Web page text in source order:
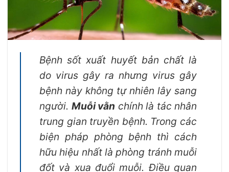
Bệnh sốt xuất huyết bản chất là
do virus gây ra nhưng virus gây
bệnh này không tự nhiên lây sang
người. Muỗi vằn chính là tác nhân
trung gian truyền bệnh. Trong các
biện pháp phòng bệnh thì cách
hữu hiệu nhất là phòng tránh muỗi
đốt và xua đuổi muỗi. Điều quan